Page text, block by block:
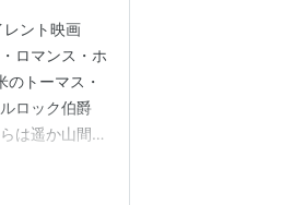
ント映画
ロマンス・ホ
トーマス・
ロック伯爵
は遥か山間の
・デップ）